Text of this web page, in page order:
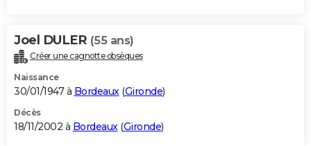
Joel DULER (55 ans)
Créer une cagnotte obsèques
Naissance
30/01/1947 à Bordeaux (Gironde)
Décès
18/11/2002 à Bordeaux (Gironde)